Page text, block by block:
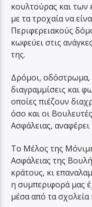
κουλτούρας και των
με τα τροχαία να
Περιφερειακούς
κωφεύει στις
της.
Δρόμοι, οδόστρωμα,
διαγραμμίσεις και
οποίες πιέζουν
όσο και οι
Ασφάλειας,
Το Μέλος της
Ασφάλειας της
κράτους, κι
η συμπεριφορά μας
μέσα από τα